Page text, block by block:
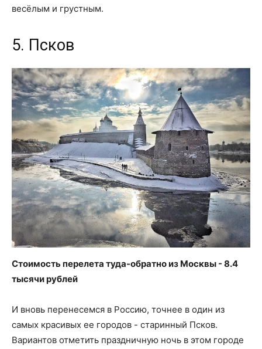
весёлым и грустным.
5. Псков
Стоимость перелета туда-обратно из Москвы - 8.4
тысячи рублей
И вновь перенесемся в Россию, точнее в один из
самых красивых ее городов - старинный Псков.
Вариантов отметить праздничную ночь в этом городе